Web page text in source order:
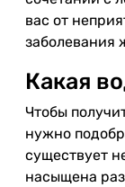
вас от
заболевания
Какая
Чтобы
нужно
существует
насыщена